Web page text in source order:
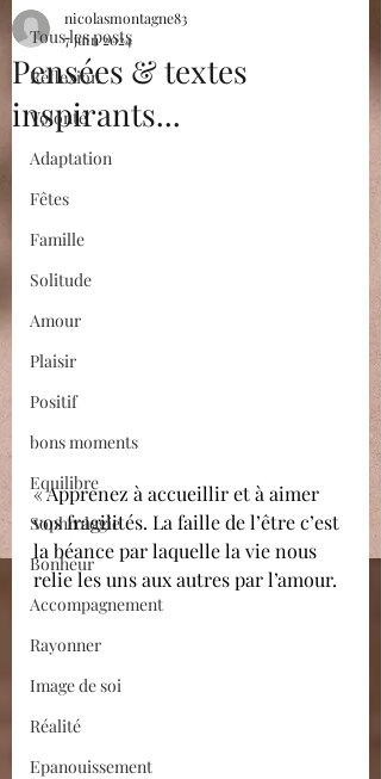
Tous les posts
Réflexion
Volonté
Adaptation
Fêtes
Famille
Solitude
Amour
Plaisir
Positif
bons moments
Equilibre
Sophrologie
Bonheur
Accompagnement
Rayonner
Image de soi
Réalité
Epanouissement
Pensées & textes
inspirants...
nicolasmontagne83
7 juin 2024
« Apprenez à accueillir et à aimer
vos fragilités. La faille de l’être c’est
la béance par laquelle la vie nous
relie les uns aux autres par l’amour.